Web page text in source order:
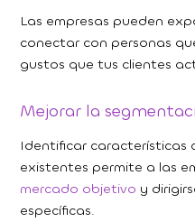
Las empresas pueden
conectar con personas
gustos que tus clientes
Mejorar la
Identificar características
existentes permite a las
mercado objetivo y
específicas.